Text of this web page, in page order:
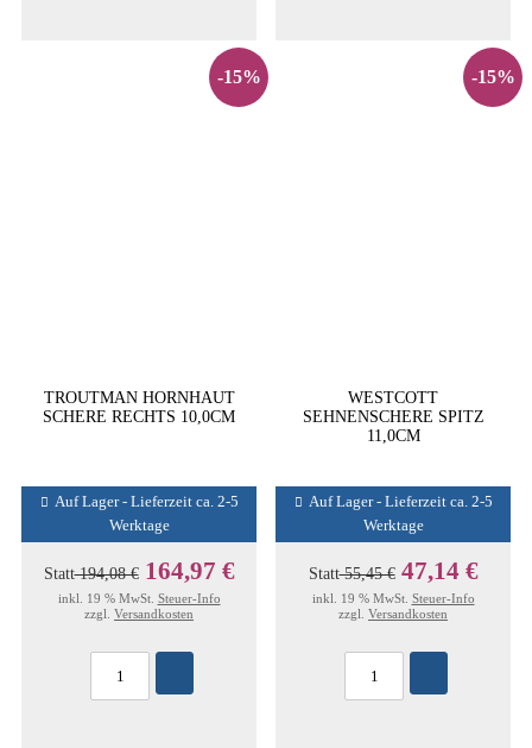
-15%
TROUTMAN HORNHAUT
SCHERE RECHTS 10,0CM
Auf Lager - Lieferzeit ca. 2-5
Werktage
Statt194,08 € 164,97 €
inkl. 19 % MwSt. Steuer-Info
zzgl. Versandkosten
-15%
WESTCOTT
SEHNENSCHERE SPITZ
11,0CM
Auf Lager - Lieferzeit ca. 2-5
Werktage
Statt55,45 € 47,14 €
inkl. 19 % MwSt. Steuer-Info
zzgl. Versandkosten